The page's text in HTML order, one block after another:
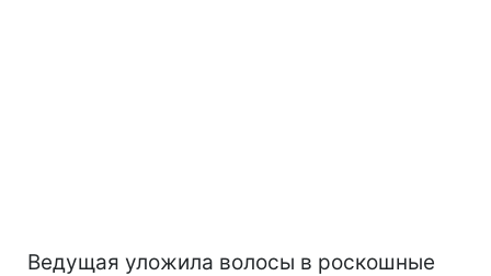
Ведущая уложила волосы в роскошные